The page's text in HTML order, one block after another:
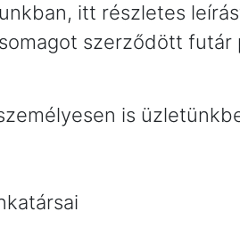
itt részletes
szerződött
is